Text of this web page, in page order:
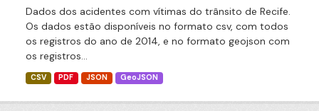
Dados dos acidentes com vítimas do trânsito de Recife.
Os dados estão disponíveis no formato csv, com todos
os registros do ano de 2014, e no formato geojson com
os registros...
CSV PDF JSON GeoJSON